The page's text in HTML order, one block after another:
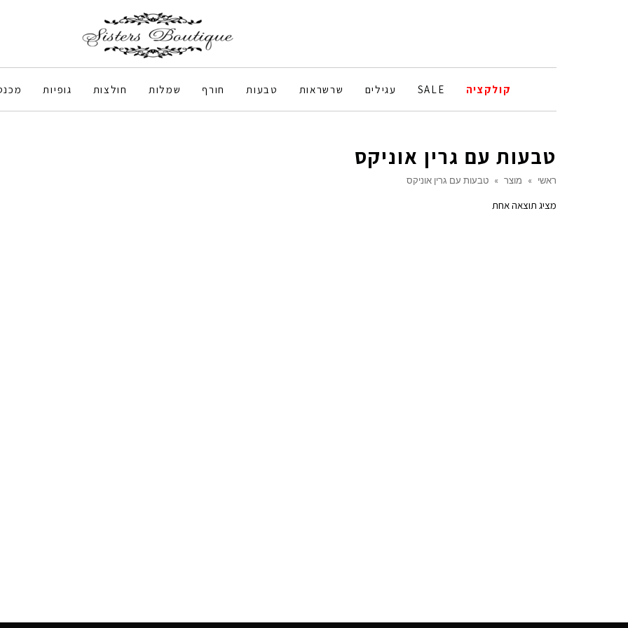
קולקציה SALE עגילים שרשראות טבעות חורף שמלות חולצות גופיות
טבעות עם גרין אוניקס
ראשי » מוצר » טבעות עם גרין אוניקס
מציג תוצאה אחת